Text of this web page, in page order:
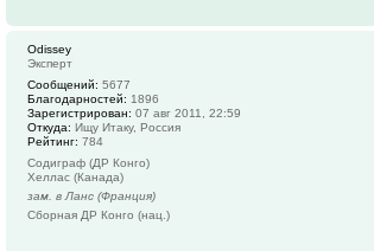
Odissey
Эксперт
Сообщений: 5677
Благодарностей: 1896
Зарегистрирован: 07 авг 2011, 22:59
Откуда: Ищу Итаку, Россия
Рейтинг: 784
Содиграф (ДР Конго)
Хеллас (Канада)
зам. в Ланс (Франция)
Сборная ДР Конго (нац.)